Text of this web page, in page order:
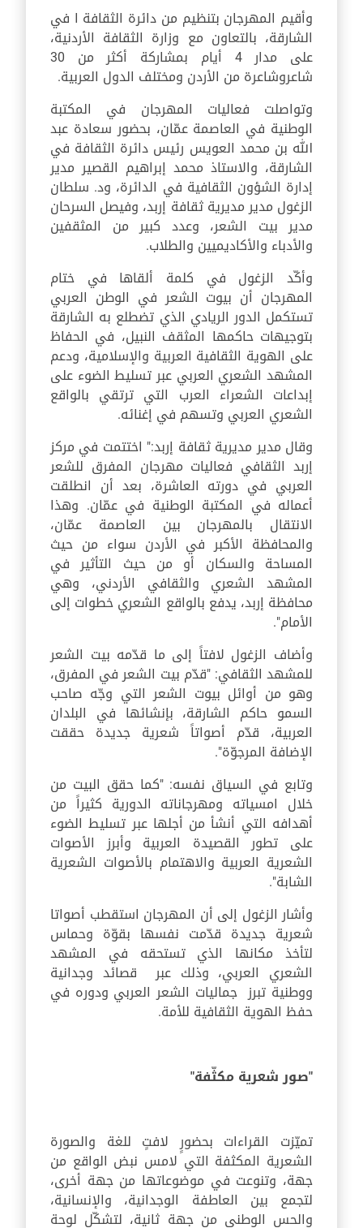
وأقيم المهرجان بتنظيم من دائرة الثقافة ا في
الشارقة، بالتعاون مع وزارة الثقافة الأردنية،
على مدار 4 أيام بمشاركة أكثر من 30
شاعروشاعرة من الأردن ومختلف الدول العربية.
وتواصلت فعاليات المهرجان في المكتبة
الوطنية في العاصمة عمّان، بحضور سعادة عبد
الله بن محمد العويس رئيس دائرة الثقافة في
الشارقة، والاستاذ محمد إبراهيم القصير مدير
إدارة الشؤون الثقافية في الدائرة، ود. سلطان
الزغول مدير مديرية ثقافة إربد، وفيصل السرحان
مدير بيت الشعر، وعدد كبير من المثقفين
والأدباء والأكاديميين والطلاب.
وأكّد الزغول في كلمة ألقاها في ختام
المهرجان أن بيوت الشعر في الوطن العربي
تستكمل الدور الريادي الذي تضطلع به الشارقة
بتوجيهات حاكمها المثقف النبيل، في الحفاظ
على الهوية الثقافية العربية والإسلامية، ودعم
المشهد الشعري العربي عبر تسليط الضوء على
إبداعات الشعراء العرب التي ترتقي بالواقع
الشعري العربي وتسهم في إغنائه.
وقال مدير مديرية ثقافة إربد:" اختتمت في مركز
إربد الثقافي فعاليات مهرجان المفرق للشعر
العربي في دورته العاشرة، بعد أن انطلقت
أعماله في المكتبة الوطنية في عمّان. وهذا
الانتقال بالمهرجان بين العاصمة عمّان،
والمحافظة الأكبر في الأردن سواء من حيث
المساحة والسكان أو من حيث التأثير في
المشهد الشعري والثقافي الأردني، وهي
محافظة إربد، يدفع بالواقع الشعري خطوات إلى
الأمام".
وأضاف الزغول لافتاً إلى ما قدّمه بيت الشعر
للمشهد الثقافي: "قدّم بيت الشعر في المفرق،
وهو من أوائل بيوت الشعر التي وجّه صاحب
السمو حاكم الشارقة، بإنشائها في البلدان
العربية، قدّم أصواتاً شعرية جديدة حققت
الإضافة المرجوّة".
وتابع في السياق نفسه: "كما حقق البيت من
خلال امسياته ومهرجاناته الدورية كثيراً من
أهدافه التي أنشأ من أجلها عبر تسليط الضوء
على تطور القصيدة العربية وأبرز الأصوات
الشعرية العربية والاهتمام بالأصوات الشعرية
الشابة".
وأشار الزغول إلى أن المهرجان استقطب أصواتا
شعرية جديدة قدّمت نفسها بقوّة وحماس
لتأخذ مكانها الذي تستحقه في المشهد
الشعري العربي، وذلك عبر قصائد وجدانية
ووطنية تبرز جماليات الشعر العربي ودوره في
حفظ الهوية الثقافية للأمة.
"صور شعرية مكثّفة"
تميّزت القراءات بحضورٍ لافتٍ للغة والصورة
الشعرية المكثفة التي لامس نبض الواقع من
جهة، وتنوعت في موضوعاتها من جهة أخرى،
لتجمع بين العاطفة الوجدانية، والإنسانية،
والحس الوطني من جهة ثانية، لتشكّل لوحة